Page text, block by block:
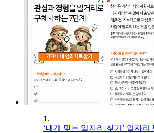
1.
‘내게 맞는 일자리 찾기’ 일자리